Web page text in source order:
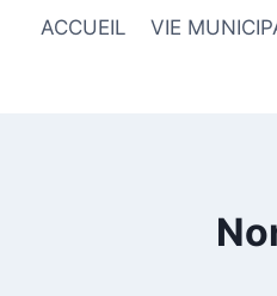
ACCUEIL VIE